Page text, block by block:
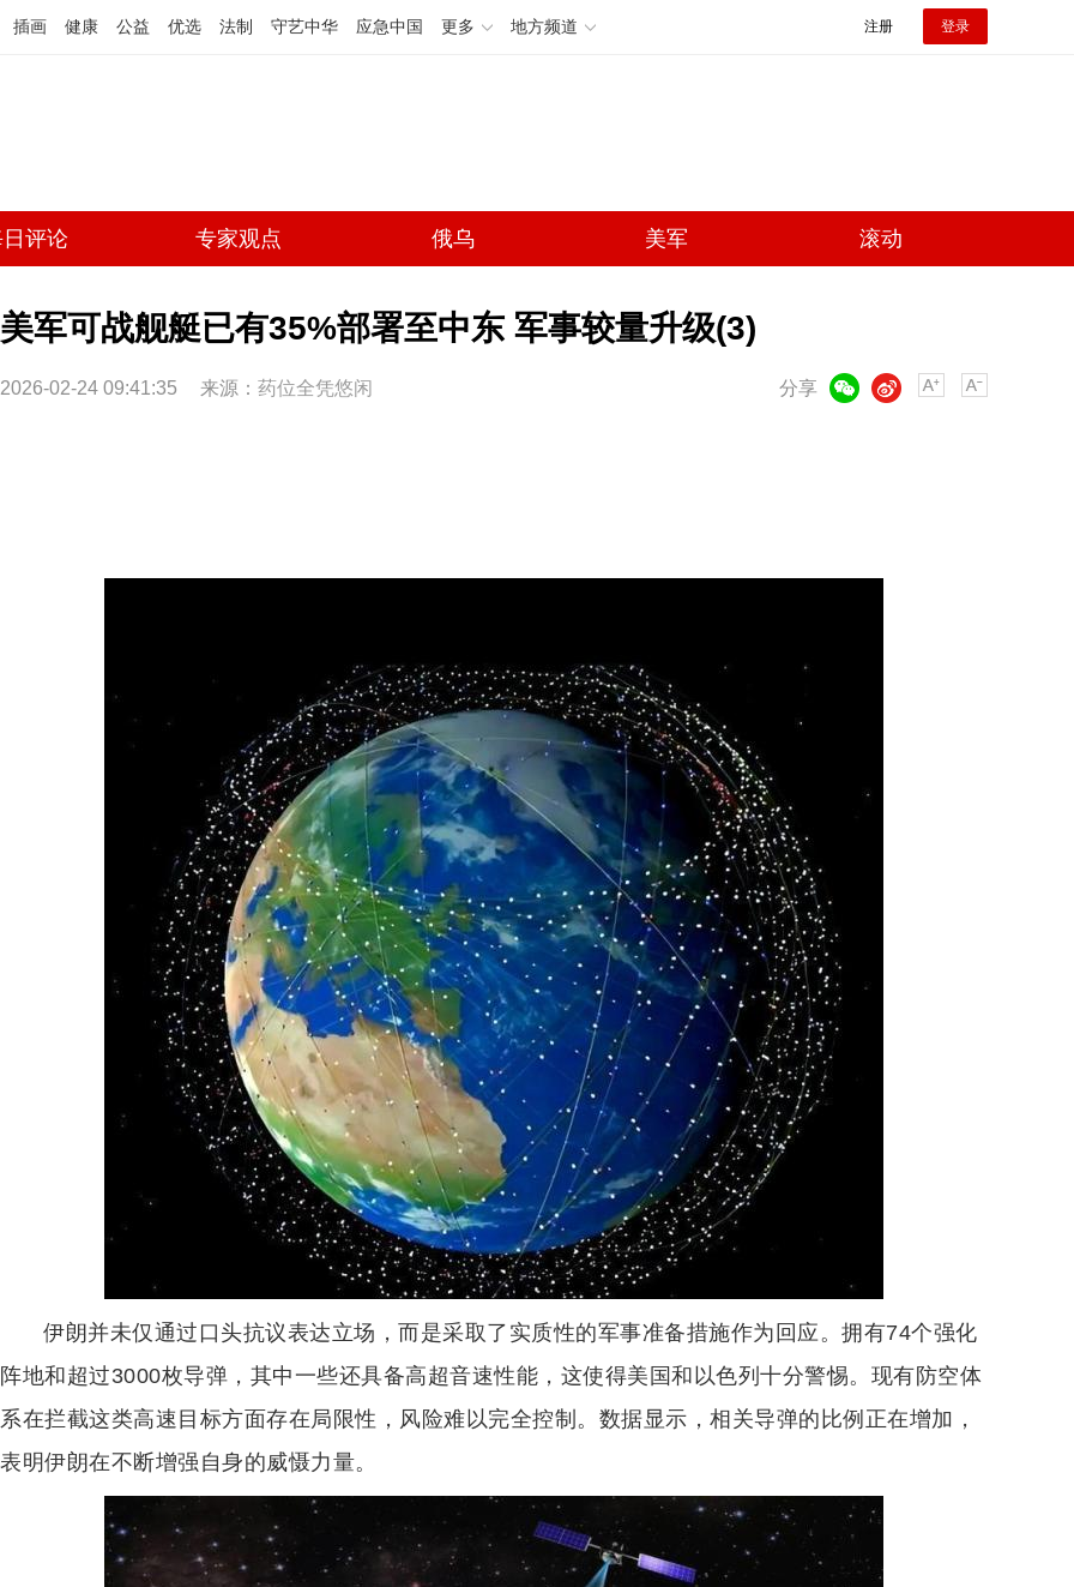
插画 健康 公益 优选 法制 守艺中华 应急中国 更多 地方频道 注册 登录
评论 专家观点 俄乌 美军 滚动
美军可战舰艇已有35%部署至中东 军事较量升级(3)
2026-02-24 09:41:35 来源： 药位全凭悠闲 分享
微博
伊朗并未仅通过口头抗议表达立场，而是采取了实质性的军事准备措施作为回应。拥有74个强化
阵地和超过3000枚导弹，其中一些还具备高超音速性能，这使得美国和以色列十分警惕。现有防空体
系在拦截这类高速目标方面存在局限性，风险难以完全控制。数据显示，相关导弹的比例正在增加，
表明伊朗在不断增强自身的威慑力量。